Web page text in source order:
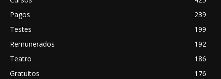
Pagos
239
Testes
199
Remunerados
192
Teatro
186
Gratuitos
176